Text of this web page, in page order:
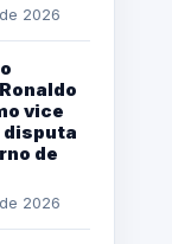
2026
vice
disputa
de
2026